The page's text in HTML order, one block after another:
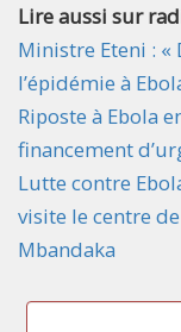
Lire aussi sur
Ministre Eteni : «
l’épidémie à
Riposte à Ebola
financement
Lutte contre
visite le centre
Mbandaka